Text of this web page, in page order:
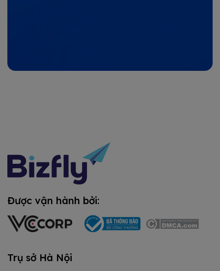
Được vận hành bởi:
Trụ sở Hà Nội